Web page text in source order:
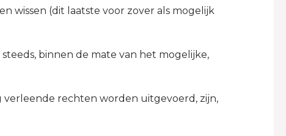
wissen (dit laatste voor zover als mogelijk
binnen de mate van het mogelijke,
verleende rechten worden uitgevoerd, zijn,